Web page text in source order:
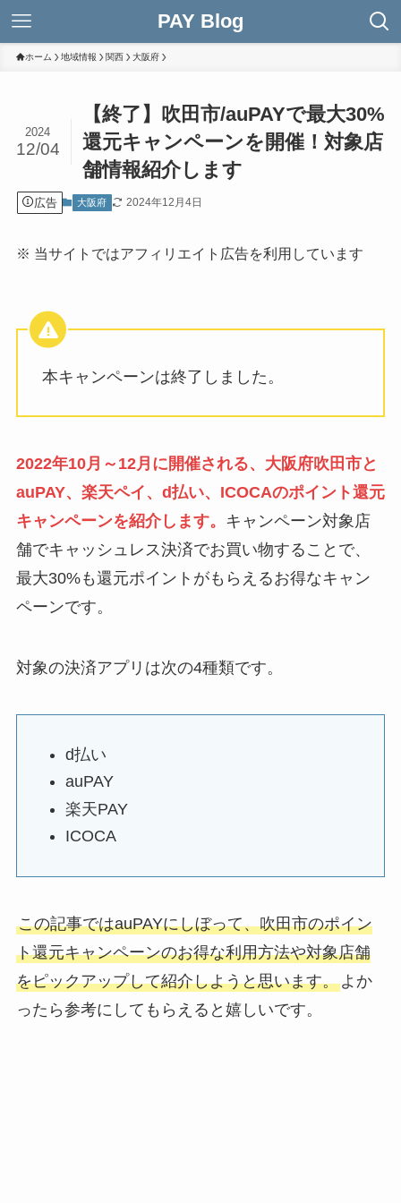
PAY Blog
ホーム 地域情報 関西 大阪府
【終了】吹田市/auPAYで最大30%
還元キャンペーンを開催！対象店
舗情報紹介します
2024
12/04
広告 大阪府 2024年12月4日
※ 当サイトではアフィリエイト広告を利用しています
本キャンペーンは終了しました。
2022年10月～12月に開催される、大阪府吹田市と
auPAY、楽天ペイ、d払い、ICOCAのポイント還元
キャンペーンを紹介します。 キャンペーン対象店
舗でキャッシュレス決済でお買い物することで、
最大30%も還元ポイントがもらえるお得なキャン
ペーンです。
対象の決済アプリは次の4種類です。
d払い
auPAY
楽天PAY
ICOCA
この記事ではauPAYにしぼって、吹田市のポイン
ト還元キャンペーンのお得な利用方法や対象店舗
をピックアップして紹介しようと思います。よか
ったら参考にしてもらえると嬉しいです。